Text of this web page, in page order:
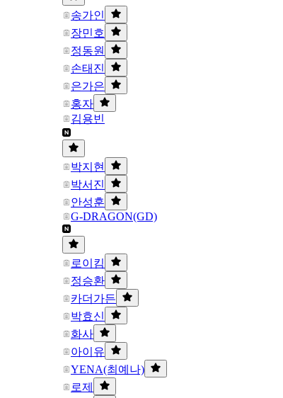
송가인
장민호
정동원
손태진
은가은
홍자
김용빈
박지현
박서진
안성훈
G-DRAGON(GD)
로이킴
정승환
카더가든
박효신
화사
아이유
YENA(최예나)
로제